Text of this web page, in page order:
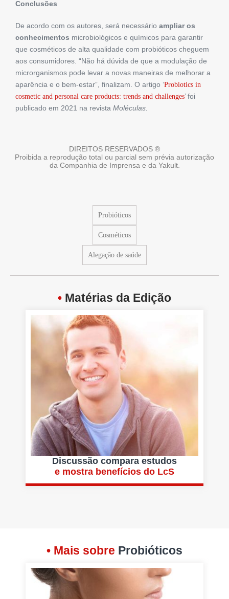
Conclusões
De acordo com os autores, será necessário ampliar os
conhecimentos microbiológicos e químicos para garantir
que cosméticos de alta qualidade com probióticos cheguem
aos consumidores. “Não há dúvida de que a modulação de
microrganismos pode levar a novas maneiras de melhorar a
aparência e o bem-estar”, finalizam. O artigo ‘Probiotics in
cosmetic and personal care products: trends and challenges’ foi
publicado em 2021 na revista Moléculas.
DIREITOS RESERVADOS ®
Proibida a reprodução total ou parcial sem prévia autorização
da Companhia de Imprensa e da Yakult.
Probióticos
Cosméticos
Alegação de saúde
• Matérias da Edição
Discussão compara estudos
e mostra benefícios do LcS
• Mais sobre Probióticos